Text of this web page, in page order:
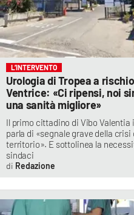
L’INTERVENTO
Urologia di Tropea a
Ventrice: «Ci ripensi, noi
una sanità migliore»
Il primo cittadino di Vibo Valentia
parla di «segnale grave della
territorio». E sottolinea la
sindaci
Redazione